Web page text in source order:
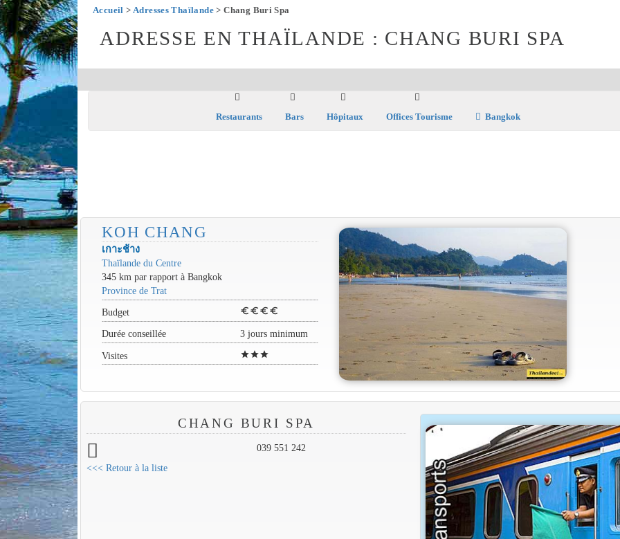
Accueil > Adresses Thaïlande > Chang Buri Spa
ADRESSE EN THAÏLANDE : CHANG BURI SPA
Restaurants Bars Hôpitaux Offices Tourisme Bangkok
KOH CHANG
เกาะช้าง
Thaïlande du Centre
345 km par rapport à Bangkok
Province de Trat
Budget
euro euro euro euro
Durée conseillée
3 jours minimum
Visites
starstarstar
CHANG BURI SPA
039 551 242
<<< Retour à la liste